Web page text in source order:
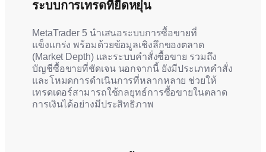
ระบบการเทรดที่ยืดหยุ่น
MetaTrader 5 นำเสนอระบบการซื้อขายที่
แข็งแกร่ง พร้อมด้วยข้อมูลเชิงลึกของตลาด
(Market Depth) และระบบคำสั่งซื้อขาย รวมถึง
บัญชีซื้อขายที่ชัดเจน นอกจากนี้ ยังมีประเภทคำสั่ง
และโหมดการดำเนินการที่หลากหลาย ช่วยให้
เทรดเดอร์สามารถใช้กลยุทธ์การซื้อขายในตลาด
การเงินได้อย่างมีประสิทธิภาพ